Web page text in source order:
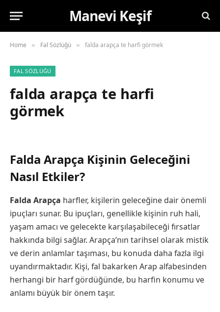
Manevi Keşif
Home » Fal Sözlüğü » falda arapça te harfi görmek
FAL SÖZLÜĞÜ
falda arapça te harfi
görmek
Falda Arapça Kişinin Geleceğini
Nasıl Etkiler?
Falda Arapça harfler, kişilerin geleceğine dair önemli
ipuçları sunar. Bu ipuçları, genellikle kişinin ruh hali,
yaşam amacı ve gelecekte karşılaşabileceği fırsatlar
hakkında bilgi sağlar. Arapça’nın tarihsel olarak mistik
ve derin anlamlar taşıması, bu konuda daha fazla ilgi
uyandırmaktadır. Kişi, fal bakarken Arap alfabesinden
herhangi bir harf gördüğünde, bu harfin konumu ve
anlamı büyük bir önem taşır.